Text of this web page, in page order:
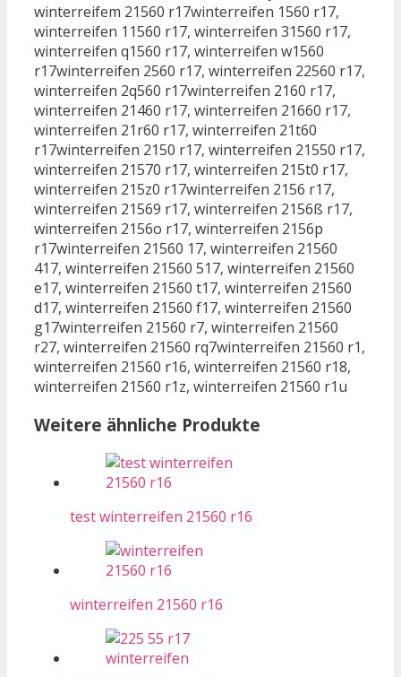
winterreifem 21560 r17winterreifen 1560 r17,
winterreifen 11560 r17, winterreifen 31560 r17,
winterreifen q1560 r17, winterreifen w1560
r17winterreifen 2560 r17, winterreifen 22560 r17,
winterreifen 2q560 r17winterreifen 2160 r17,
winterreifen 21460 r17, winterreifen 21660 r17,
winterreifen 21r60 r17, winterreifen 21t60
r17winterreifen 2150 r17, winterreifen 21550 r17,
winterreifen 21570 r17, winterreifen 215t0 r17,
winterreifen 215z0 r17winterreifen 2156 r17,
winterreifen 21569 r17, winterreifen 2156ß r17,
winterreifen 2156o r17, winterreifen 2156p
r17winterreifen 21560 17, winterreifen 21560
417, winterreifen 21560 517, winterreifen 21560
e17, winterreifen 21560 t17, winterreifen 21560
d17, winterreifen 21560 f17, winterreifen 21560
g17winterreifen 21560 r7, winterreifen 21560
r27, winterreifen 21560 rq7winterreifen 21560 r1,
winterreifen 21560 r16, winterreifen 21560 r18,
winterreifen 21560 r1z, winterreifen 21560 r1u
Weitere ähnliche Produkte
test winterreifen 21560 r16
winterreifen 21560 r16